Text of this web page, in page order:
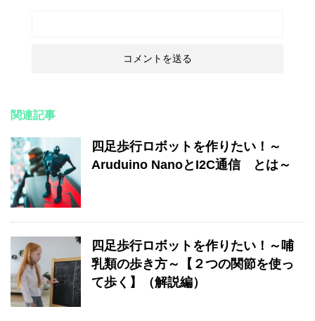
関連記事
四足歩行ロボットを作りたい！～
Aruduino NanoとI2C通信 とは～
四足歩行ロボットを作りたい！～哺
乳類の歩き方～【２つの関節を使っ
て歩く】（解説編）